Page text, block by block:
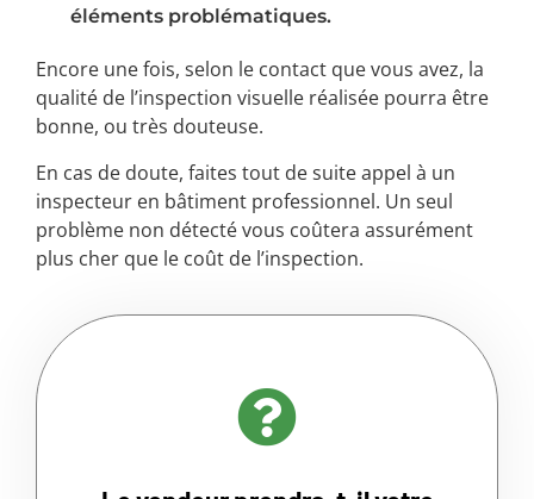
éléments problématiques.
Encore une fois, selon le contact que vous avez, la
qualité de l’inspection visuelle réalisée pourra être
bonne, ou très douteuse.
En cas de doute, faites tout de suite appel à un
inspecteur en bâtiment professionnel. Un seul
problème non détecté vous coûtera assurément
plus cher que le coût de l’inspection.